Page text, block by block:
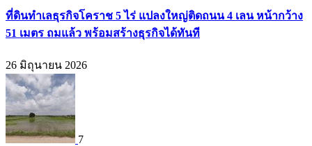
ที่ดินทำเลธุรกิจโคราช 5 ไร่ แปลงใหญ่ติดถนน 4 เลน หน้ากว้าง
51 เมตร ถมแล้ว พร้อมสร้างธุรกิจได้ทันที
26 มิถุนายน 2026
7